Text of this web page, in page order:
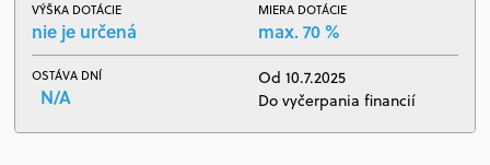
VÝŠKA DOTÁCIE
nie je určená
MIERA DOTÁCIE
max. 70 %
OSTÁVA DNÍ
N/A
Od 10.7.2025
Do vyčerpania financií